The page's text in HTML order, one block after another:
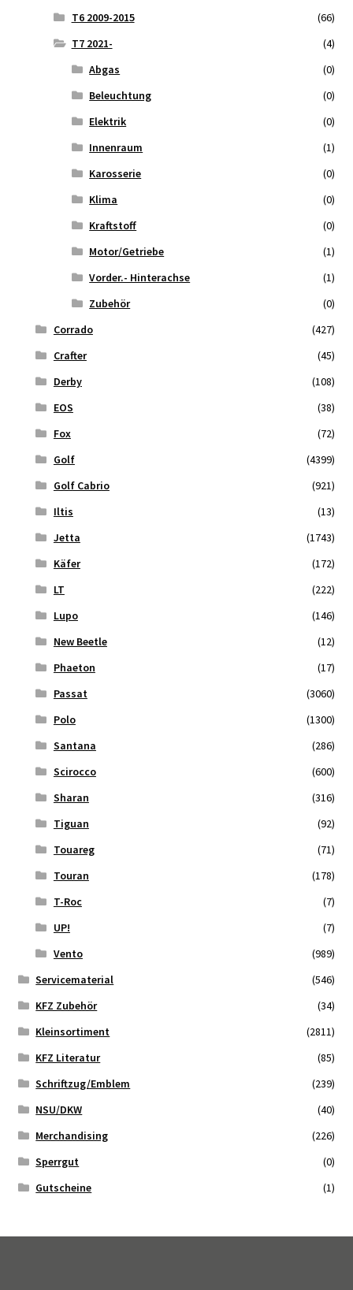
T6 2009-2015
(66)
T7 2021-
(4)
Abgas
(0)
Beleuchtung
(0)
Elektrik
(0)
Innenraum
(1)
Karosserie
(0)
Klima
(0)
Kraftstoff
(0)
Motor/Getriebe
(1)
Vorder.- Hinterachse
(1)
Zubehör
(0)
Corrado
(427)
Crafter
(45)
Derby
(108)
EOS
(38)
Fox
(72)
Golf
(4399)
Golf Cabrio
(921)
Iltis
(13)
Jetta
(1743)
Käfer
(172)
LT
(222)
Lupo
(146)
New Beetle
(12)
Phaeton
(17)
Passat
(3060)
Polo
(1300)
Santana
(286)
Scirocco
(600)
Sharan
(316)
Tiguan
(92)
Touareg
(71)
Touran
(178)
T-Roc
(7)
UP!
(7)
Vento
(989)
Servicematerial
(546)
KFZ Zubehör
(34)
Kleinsortiment
(2811)
KFZ Literatur
(85)
Schriftzug/Emblem
(239)
NSU/DKW
(40)
Merchandising
(226)
Sperrgut
(0)
Gutscheine
(1)